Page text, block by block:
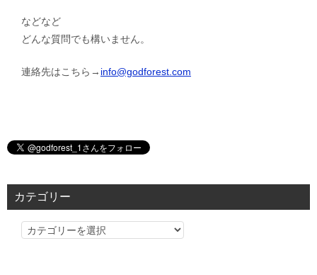
などなど
どんな質問でも構いません。
連絡先はこちら→ info@godforest.com
カテゴリー
カ